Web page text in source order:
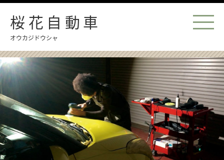
桜花自動車
オウカジドウシャ